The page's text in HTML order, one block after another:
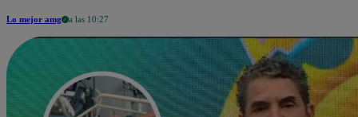
Lo mejor amg a las 10:27